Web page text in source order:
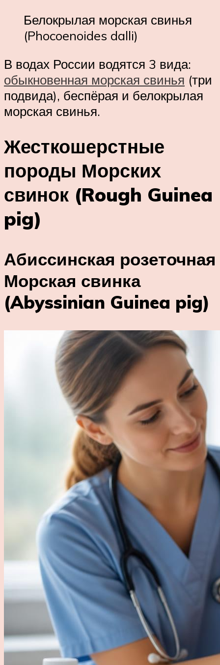
Белокрылая морская свинья
(Phocoenoides dalli)
В водах России водятся 3 вида:
обыкновенная морская свинья (три
подвида), беспёрая и белокрылая
морская свинья.
Жесткошерстные
породы Морских
свинок (Rough Guinea
pig)
Абиссинская розеточная
Морская свинка
(Abyssinian Guinea pig)